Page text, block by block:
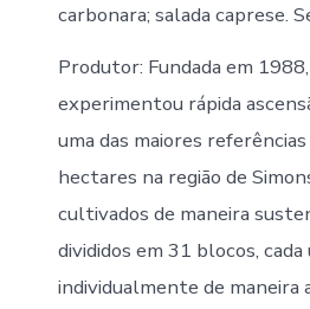
carbonara; salada caprese.
Produtor: Fundada em
experimentou rápida
uma das maiores
hectares na região de
cultivados de maneira
divididos em 31 blocos,
individualmente de maneira